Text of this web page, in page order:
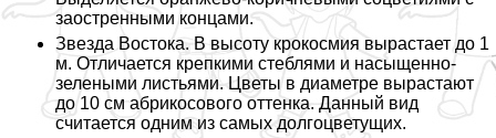
заостренными концами.
Звезда Востока. В высоту крокосмия вырастает до 1
м. Отличается крепкими стeблями и насыщенно-
зелеными листьями. Цветы в диаметре вырастают
до 10 см абрикосового оттенка. Данный вид
считается одним из самых долгоцветущих.